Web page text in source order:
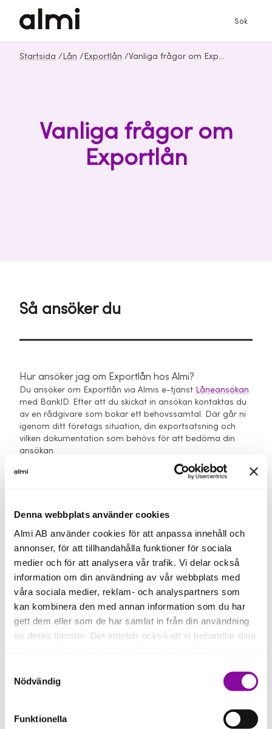
Denna webbplats använder cookies
Almi AB använder cookies för att anpassa innehåll och
annonser, för att tillhandahålla funktioner för sociala
medier och för att analysera vår trafik. Vi delar också
information om din användning av vår webbplats med
våra sociala medier, reklam- och analyspartners som
kan kombinera den med annan information som du har
gett dem eller som de har samlat in från din användning
av deras tjänster. Det innebär också att vi behandlar dina
Om du klickar på avvisa kommer användning av kakor
eller delning av information enligt ovan, inte att ske,
förutom för kakor som är nödvändiga för att hemsidan
ska fungera se mer under inställningar.
Nödvändig
Funktionella
Sök
Startsida / Lån / Exportlån / Vanliga frågor om Exportlån från Almi
Vanliga frågor om
Exportlån
Så ansöker du
Hur ansöker jag om Exportlån hos Almi?
Du ansöker om Exportlån via Almis e-tjänst Låneansökan
med BankID. Efter att du skickat in ansökan kontaktas du
av en rådgivare som bokar ett behovssamtal. Där går ni
igenom ditt företags situation, din exportsatsning och
vilken dokumentation som behövs för att bedöma din
ansökan.
Vilka underlag behöver jag för att ansöka om
tänker finansiera. Vanliga underlag är affärsplan, budget,
prognoser för exportprojektet, information om marknad
och strategi, samt finansiella underlag som bokslut eller
budget. Rådgivaren ger dig vägledning om vad som
krävs.
Läs mer om hur du förbereder dig inför en låneansökan
Hur lång är handläggningstiden för Exportlån hos
Almi?
Handläggningstiden är normalt cirka 3–4 veckor från att
behövs.